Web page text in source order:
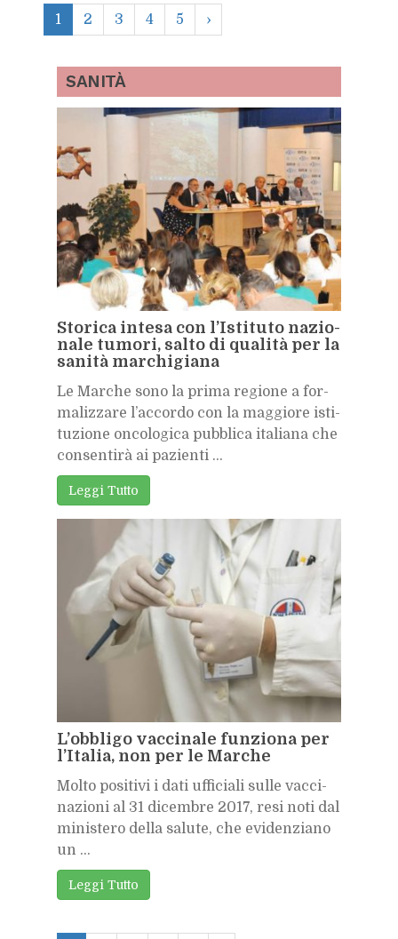
1 2 3 4 5 ›
SA­NI­TÀ
Sto­ri­ca in­te­sa con l’I­sti­tu­to na­zio­
na­le tu­mo­ri, sal­to di qua­li­tà per la
sa­ni­tà mar­chi­gia­na
Le Mar­che sono la pri­ma re­gio­ne a for­
ma­liz­za­re l’ac­cor­do con la mag­gio­re isti­
tu­zio­ne on­co­lo­gi­ca pub­bli­ca ita­lia­na che
con­sen­ti­rà ai pa­zien­ti ...
Leg­gi Tut­to
L’ob­bli­go vac­ci­na­le fun­zio­na per
l’I­ta­lia, non per le Mar­che
Mol­to po­si­ti­vi i dati uf­fi­cia­li sul­le vac­ci­
na­zio­ni al 31 di­cem­bre 2017, resi noti dal
mi­ni­ste­ro del­la sa­lu­te, che evi­den­zia­no
un ...
Leg­gi Tut­to